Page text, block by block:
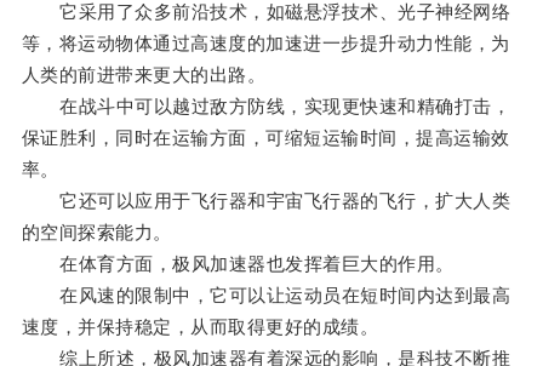
它采用了众多前沿技术，如磁悬浮技术、光子神经网络
等，将运动物体通过高速度的加速进一步提升动力性能，为
人类的前进带来更大的出路。
在战斗中可以越过敌方防线，实现更快速和精确打击，
保证胜利，同时在运输方面，可缩短运输时间，提高运输效
率。
它还可以应用于飞行器和宇宙飞行器的飞行，扩大人类
的空间探索能力。
在体育方面，极风加速器也发挥着巨大的作用。
在风速的限制中，它可以让运动员在短时间内达到最高
速度，并保持稳定，从而取得更好的成绩。
综上所述，极风加速器有着深远的影响，是科技不断推